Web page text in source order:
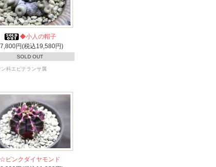
◆小人の帽子
円(税込19,580円)
SOLD OUT
科エピテランサ属
☆ピンクダイヤモンド